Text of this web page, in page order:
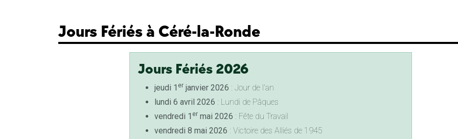
Jours Fériés à Céré-la-Ronde
Jours Fériés 2026
jeudi 1 erjanvier 2026 : Jour de l'an
lundi 6 avril 2026 : Lundi de Pâques
vendredi 1 ermai 2026 : Fête du Travail
vendredi 8 mai 2026 : Victoire des Alliés de 1945